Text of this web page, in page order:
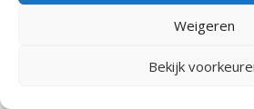
Weigeren
Bekijk